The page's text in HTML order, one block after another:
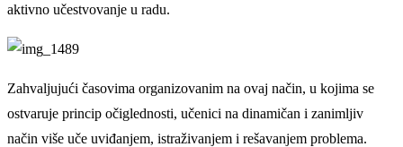
aktivno učestvovanje u radu.
Zahvaljujući časovima organizovanim na ovaj način, u kojima se
ostvaruje princip očiglednosti, učenici na dinamičan i zanimljiv
način više uče uviđanjem, istraživanjem i rešavanjem problema.